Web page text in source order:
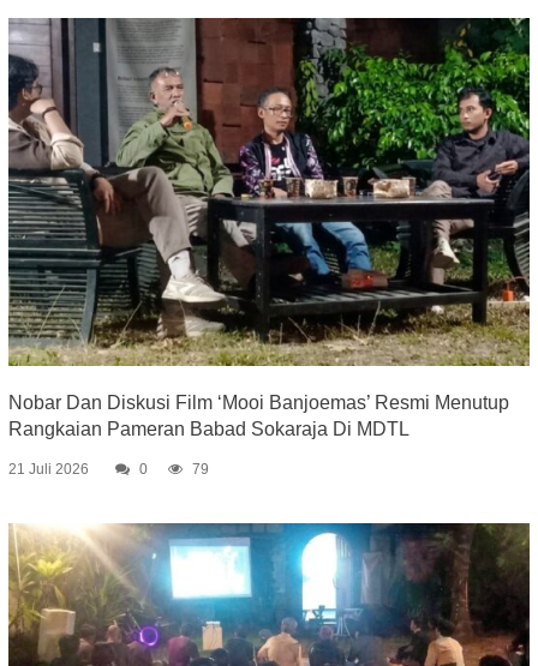
Nobar Dan Diskusi Film ‘Mooi Banjoemas’ Resmi Menutup
Rangkaian Pameran Babad Sokaraja Di MDTL
21 Juli 2026 0 79